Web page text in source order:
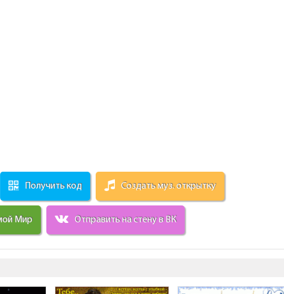
Получить код Создать муз. открытку
Мир Отправить на стену в ВК